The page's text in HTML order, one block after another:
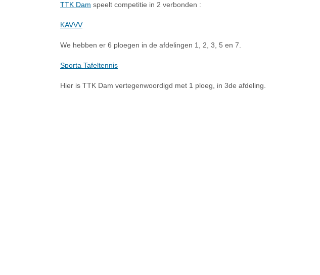
TTK Dam speelt competitie in 2 verbonden :
KAVVV
We hebben er 6 ploegen in de afdelingen 1, 2, 3, 5 en 7.
Sporta Tafeltennis
Hier is TTK Dam vertegenwoordigd met 1 ploeg, in 3de afdeling.